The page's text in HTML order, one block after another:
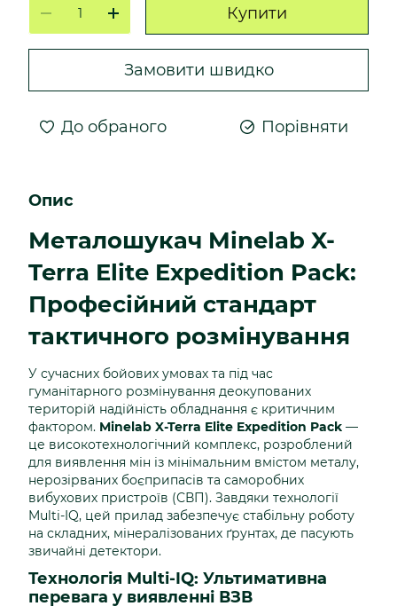
Купити
Замовити швидко
До обраного Порівняти
Опис
Металошукач Minelab X-
Terra Elite Expedition Pack:
Професійний стандарт
тактичного розмінування
У сучасних бойових умовах та під час
гуманітарного розмінування деокупованих
територій надійність обладнання є критичним
фактором. Minelab X-Terra Elite Expedition Pack —
це високотехнологічний комплекс, розроблений
для виявлення мін із мінімальним вмістом металу,
нерозірваних боєприпасів та саморобних
вибухових пристроїв (СВП). Завдяки технології
Multi-IQ, цей прилад забезпечує стабільну роботу
на складних, мінералізованих ґрунтах, де пасують
звичайні детектори.
Технологія Multi-IQ: Ультимативна
перевага у виявленні ВЗВ